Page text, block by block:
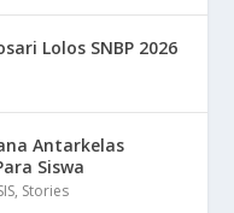
Lolos SNBP 2026
Antarkelas
Siswa
, Stories